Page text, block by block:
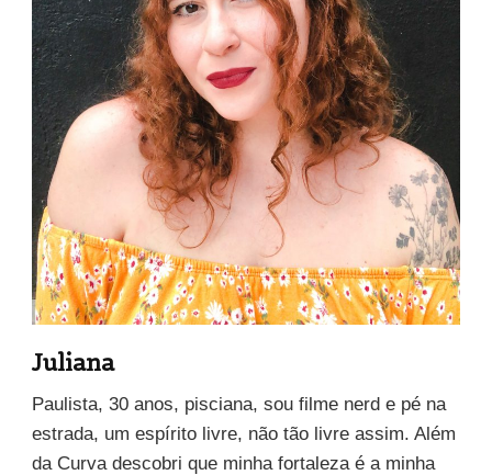
Juliana
Paulista, 30 anos, pisciana, sou filme nerd e pé na
estrada, um espírito livre, não tão livre assim. Além
da Curva descobri que minha fortaleza é a minha